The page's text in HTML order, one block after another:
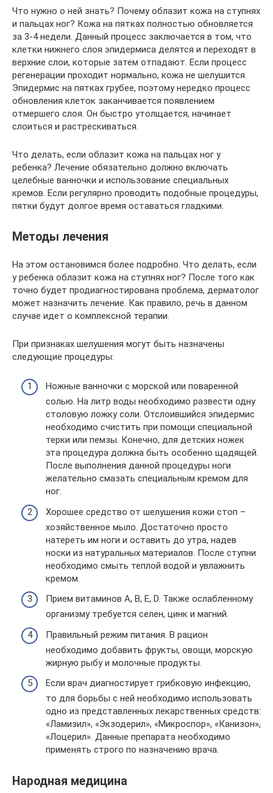
Что нужно о ней знать? Почему облазит кожа на ступнях
и пальцах ног? Кожа на пятках полностью обновляется
за 3-4 недели. Данный процесс заключается в том, что
клетки нижнего слоя эпидермиса делятся и переходят в
верхние слои, которые затем отпадают. Если процесс
регенерации проходит нормально, кожа не шелушится.
Эпидермис на пятках грубее, поэтому нередко процесс
обновления клеток заканчивается появлением
отмершего слоя. Он быстро утолщается, начинает
слоиться и растрескиваться.
Что делать, если облазит кожа на пальцах ног у
ребенка? Лечение обязательно должно включать
целебные ванночки и использование специальных
кремов. Если регулярно проводить подобные процедуры,
пятки будут долгое время оставаться гладкими.
Методы лечения
На этом остановимся более подробно. Что делать, если
у ребенка облазит кожа на ступнях ног? После того как
точно будет продиагностирована проблема, дерматолог
может назначить лечение. Как правило, речь в данном
случае идет о комплексной терапии.
При признаках шелушения могут быть назначены
следующие процедуры:
Ножные ванночки с морской или поваренной
солью. На литр воды необходимо развести одну
столовую ложку соли. Отслоившийся эпидермис
необходимо счистить при помощи специальной
терки или пемзы. Конечно, для детских ножек
эта процедура должна быть особенно щадящей.
После выполнения данной процедуры ноги
желательно смазать специальным кремом для
ног.
Хорошее средство от шелушения кожи стоп –
хозяйственное мыло. Достаточно просто
натереть им ноги и оставить до утра, надев
носки из натуральных материалов. После ступни
необходимо смыть теплой водой и увлажнить
кремом.
Прием витаминов А, В, Е, D. Также ослабленному
организму требуется селен, цинк и магний.
Правильный режим питания. В рацион
необходимо добавить фрукты, овощи, морскую
жирную рыбу и молочные продукты.
Если врач диагностирует грибковую инфекцию,
то для борьбы с ней необходимо использовать
одно из представленных лекарственных средств:
«Ламизил», «Экзодерил», «Микроспор», «Канизон»,
«Лоцерил». Данные препарата необходимо
применять строго по назначению врача.
Народная медицина